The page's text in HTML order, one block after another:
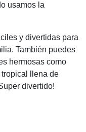
usamos la
y divertidas para
También puedes
hermosas como
llena de
divertido!